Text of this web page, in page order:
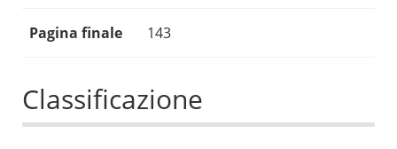
Pagina finale 143
Classificazione